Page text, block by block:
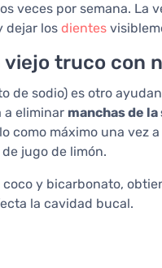
veces por semana. La
dejar los dientes
truco con
de sodio) es otro
a eliminar manchas de
como máximo una vez
jugo de limón.
y bicarbonato,
la cavidad bucal.